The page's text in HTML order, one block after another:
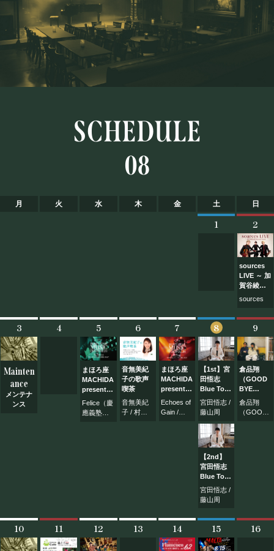
SCHEDULE
08
月 火 水 木 金 土 日
1 2
sources
LIVE ～ 加
賀谷綾太
sources
3
Mainten
ance
メンテナ
ンス
4 5
まほろ座
MACHIDA
presents
【BE MY
STAR】
MUSIC
Felice（慶
應義塾大
6
音無美紀
子の歌声
喫茶
音無美紀
子 / 村井
7
まほろ座
MACHIDA
presents
【BE MY
STAR】
Echoes of
Gain /
8
【1st】宮
田悟志
Blue Tour
2026
Season1
宮田悟志 /
藤山周
【2nd】
宮田悟志
Blue Tour
2026
Season1
東京町田
宮田悟志 /
藤山周
9
倉品翔
（GOOD
BYE
APRIL）×
オカモト
倉品翔
（GOOD
10 11 12 13 14 15 16